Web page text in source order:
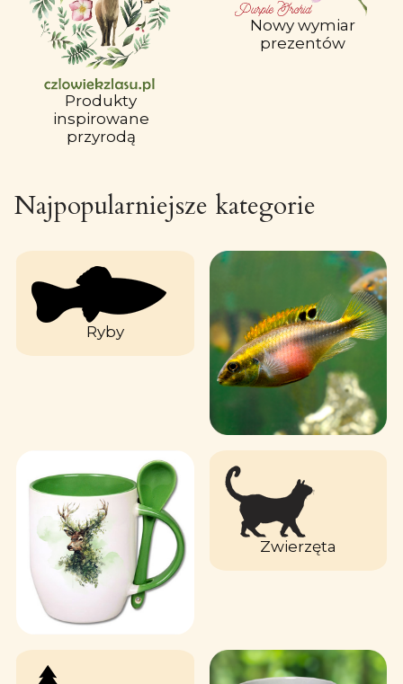
Produkty
inspirowane
przyrodą
Nowy wymiar
prezentów
Najpopularniejsze kategorie
Ryby
Zwierzęta